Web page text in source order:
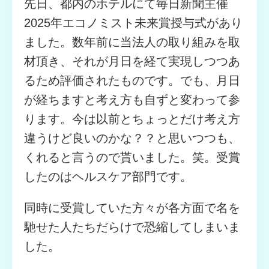
先日、都内のホテルにて毎日新聞主催
2025年エコノミスト未来賞授与式があり
ました。数年前に当法人の取り組みを取
材頂き、それが月日を経て実現しつつあ
るため評価されたものです。でも、月日
が経ちますと考え方も自ずと変わって参
ります。今は以前とちょっとだけ考え方
違うけど良いのかな？？と思いつつも、
くれると言うので貰いました。笑。受賞
したのはヘルスケア部門です。
同時に受賞していた方々が各方面で名を
馳せた人たちだらけで恐縮してしまいま
した。